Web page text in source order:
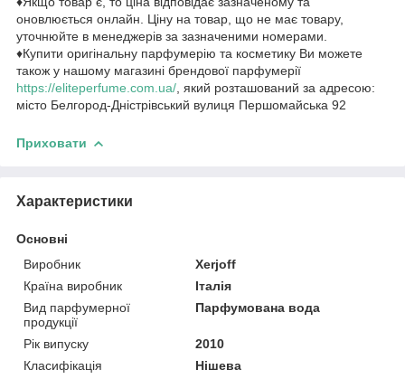
оновлюється онлайн. Ціну на товар, що не має товару,
уточнюйте в менеджерів за зазначеними номерами.
♦Купити оригінальну парфумерію та косметику Ви можете
також у нашому магазині брендової парфумерії
https://eliteperfume.com.ua/ , який розташований за адресою:
місто Белгород-Дністрівський вулиця Першомайська 92
Приховати
Характеристики
Основні
Виробник
Xerjoff
Країна виробник
Італія
Вид парфумерної
продукції
Парфумована вода
Рік випуску
2010
Класифікація
Нішева